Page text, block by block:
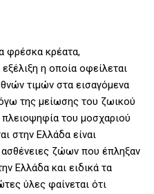
φρέσκα κρέατα,
η οποία οφείλεται
τιμών στα εισαγόμενα
της μείωσης του ζωικού
του μοσχαριού
στην Ελλάδα είναι
ζώων που έπληξαν
Ελλάδα και ειδικά τα
ύλες φαίνεται ότι